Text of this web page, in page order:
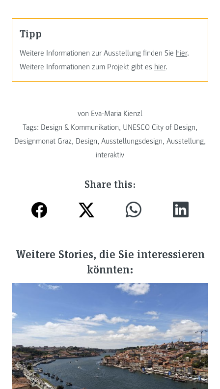
Tipp
Weitere Informationen zur Ausstellung finden Sie hier.
Weitere Informationen zum Projekt gibt es hier.
von Eva-Maria Kienzl
Tags: Design & Kommunikation, UNESCO City of Design,
Designmonat Graz, Design, Ausstellungsdesign, Ausstellung,
interaktiv
Share this:
Weitere Stories, die Sie interessieren
könnten: